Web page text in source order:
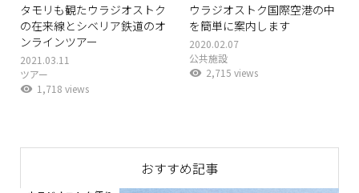
タモリも観たウラジオストク
の在来線とシベリア鉄道のオ
ンラインツアー
2021.03.11
ツアー
1,718 views
ウラジオストク国際空港の中
を簡単に案内します
2020.02.07
公共施設
2,715 views
おすすめ記事